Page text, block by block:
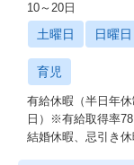
10～20日
土曜日 日曜日
育児
有給休暇（半日年
日）※有給取得率
結婚休暇、忌引き休